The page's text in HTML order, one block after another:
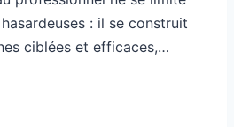
: il se construit
ciblées et efficaces,…